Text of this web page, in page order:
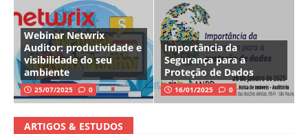
Webinar Netwrix
Auditor: produtividade e
visibilidade do seu
ambiente
25/07/2025 0
Importância da
Segurança para a
Proteção de Dados
16/01/2025 0
ARTIGOS & ESTUDOS